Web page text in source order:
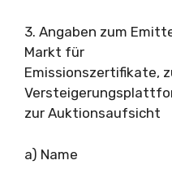
3. Angaben zum
Markt für
Emissionszertifikate,
zur Auktionsaufsicht
a) Name